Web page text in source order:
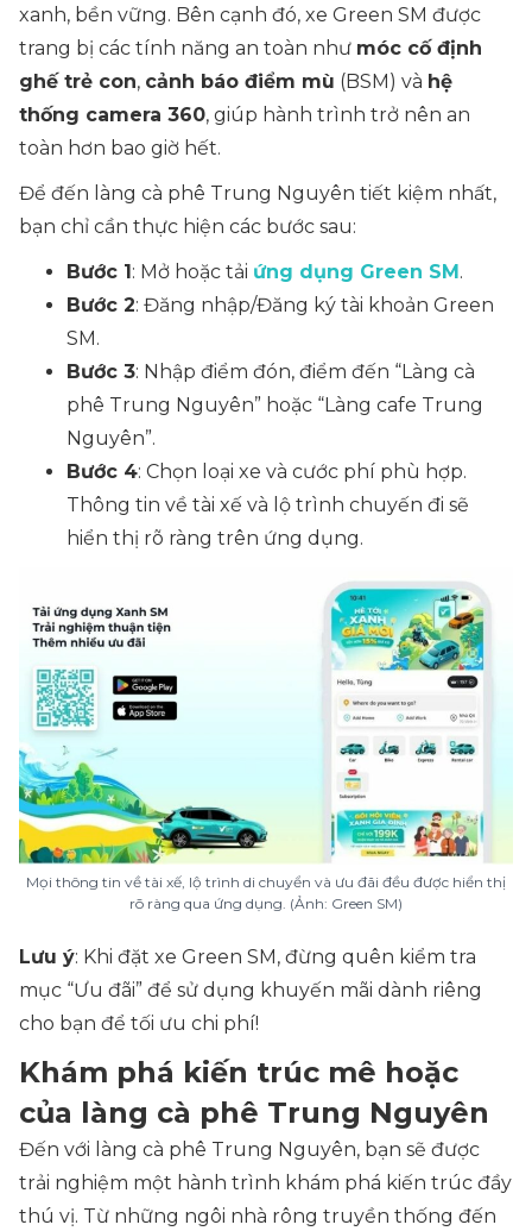
xanh, bền vững. Bên cạnh đó, xe Green SM được
trang bị các tính năng an toàn như móc cố định
ghế trẻ con, cảnh báo điểm mù (BSM) và hệ
thống camera 360, giúp hành trình trở nên an
toàn hơn bao giờ hết.
Để đến làng cà phê Trung Nguyên tiết kiệm nhất,
bạn chỉ cần thực hiện các bước sau:
Bước 1: Mở hoặc tải ứng dụng Green SM.
Bước 2: Đăng nhập/Đăng ký tài khoản Green
SM.
Bước 3: Nhập điểm đón, điểm đến “Làng cà
phê Trung Nguyên” hoặc “Làng cafe Trung
Nguyên”.
Bước 4: Chọn loại xe và cước phí phù hợp.
Thông tin về tài xế và lộ trình chuyến đi sẽ
hiển thị rõ ràng trên ứng dụng.
Mọi thông tin về tài xế, lộ trình di chuyển và ưu đãi đều được hiển thị
rõ ràng qua ứng dụng. (Ảnh: Green SM)
Lưu ý: Khi đặt xe Green SM, đừng quên kiểm tra
mục “Ưu đãi” để sử dụng khuyến mãi dành riêng
cho bạn để tối ưu chi phí!
Khám phá kiến trúc mê hoặc
của làng cà phê Trung Nguyên
Đến với làng cà phê Trung Nguyên, bạn sẽ được
trải nghiệm một hành trình khám phá kiến trúc đầy
thú vị. Từ những ngôi nhà rông truyền thống đến